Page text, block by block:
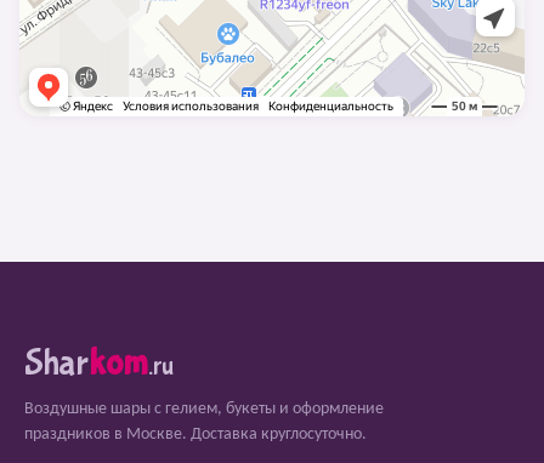
Sharkom.ru
Воздушные шары с гелием, букеты и оформление
праздников в Москве. Доставка круглосуточно.